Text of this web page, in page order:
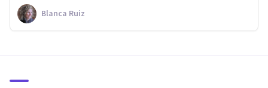
Blanca Ruiz